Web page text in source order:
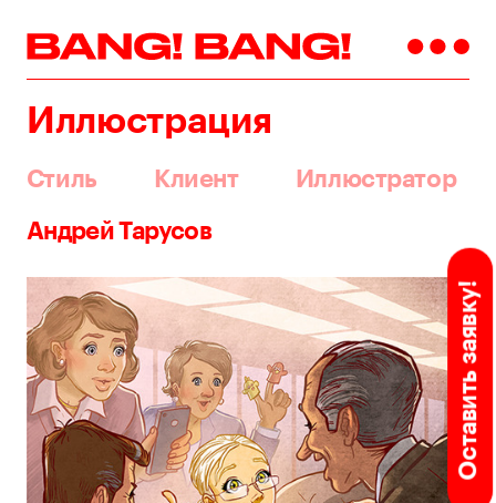
Иллюстрация
Стиль Клиент Иллюстратор
Оставить заявку!
Андрей Тарусов